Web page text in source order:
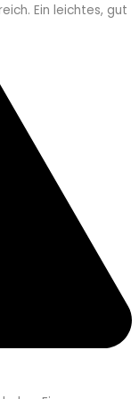
Ein leichtes, gut